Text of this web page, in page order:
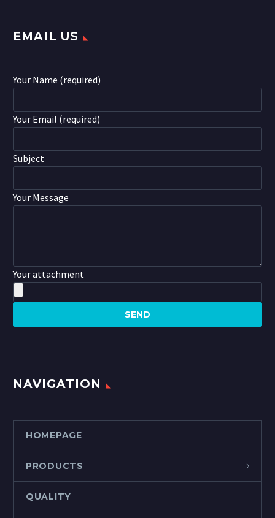
EMAIL US
Your Name (required)
Your Email (required)
Subject
Your Message
Your attachment
NAVIGATION
HOMEPAGE
PRODUCTS
QUALITY